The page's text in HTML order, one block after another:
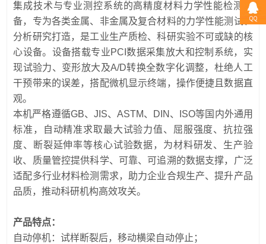
集成技术与专业测控系统的高精度材料力学性能检测设
备，专为各类金属、非金属及复合材料的力学性能测试、
分析研究打造，是工业生产质检、科研实验不可或缺的核
心设备。设备搭载专业PCI数据采集放大和控制系统，实
现试验力、变形放大及A/D转换全数字化调整，杜绝人工
干预带来的误差，搭配微机显示终端，操作便捷且数据直
观。
本机严格遵循GB、JIS、ASTM、DIN、ISO等国内外通用
标准，自动精准求取最大试验力值、屈服强度、抗拉强
度、断裂延伸率等核心试验数据，为材料研发、生产验
收、质量管控提供科学、可靠、可追溯的数据支撑，广泛
适配多行业材料检测需求，助力企业合规生产、提升产品
品质，推动科研机构高效攻关。
产品特点：
自动停机：试样断裂后，移动横梁自动停止；